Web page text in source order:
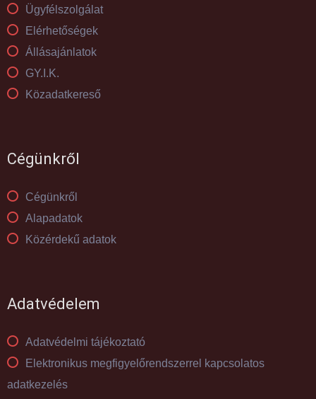
Ügyfélszolgálat
Elérhetőségek
Állásajánlatok
GY.I.K.
Közadatkereső
Cégünkről
Cégünkről
Alapadatok
Közérdekű adatok
Adatvédelem
Adatvédelmi tájékoztató
Elektronikus megfigyelőrendszerrel kapcsolatos
adatkezelés